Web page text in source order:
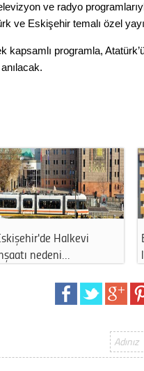
ve radyo
ve Eskişehir temalı özel
kapsamlı programla,
Halkevi
nedeni…